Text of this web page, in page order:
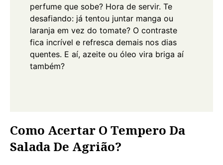
perfume que sobe? Hora de servir. Te
desafiando: já tentou juntar manga ou
laranja em vez do tomate? O contraste
fica incrível e refresca demais nos dias
quentes. E aí, azeite ou óleo vira briga aí
também?
Como Acertar O Tempero Da
Salada De Agrião?